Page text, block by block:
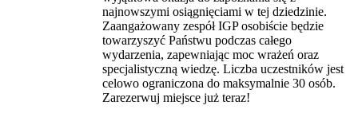
najnowszymi osiągnięciami w tej dziedzinie.
Zaangażowany zespół IGP osobiście będzie
towarzyszyć Państwu podczas całego
wydarzenia, zapewniając moc wrażeń oraz
specjalistyczną wiedzę. Liczba uczestników jest
celowo ograniczona do maksymalnie 30 osób.
Zarezerwuj miejsce już teraz!